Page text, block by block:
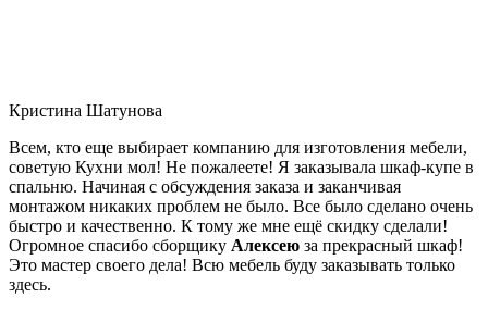
Кристина Шатунова
Всем, кто еще выбирает компанию для изготовления мебели,
советую Кухни мол! Не пожалеете! Я заказывала шкаф-купе в
спальню. Начиная с обсуждения заказа и заканчивая
монтажом никаких проблем не было. Все было сделано очень
быстро и качественно. К тому же мне ещё скидку сделали!
Огромное спасибо сборщику Алексею за прекрасный шкаф!
Это мастер своего дела! Всю мебель буду заказывать только
здесь.